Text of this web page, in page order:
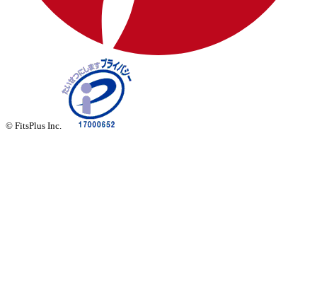
© FitsPlus Inc.